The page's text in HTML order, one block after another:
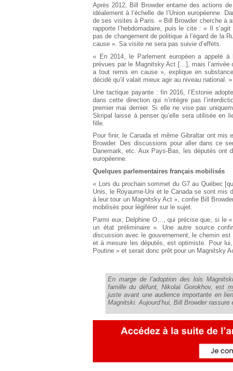
Après 2012, Bill Browder entame des actions
idéalement à l’échelle de l’Union européenne.
de ses visites à Paris. « Bill Browder cherche à
rapporte l’hebdomadaire, puis le cite : « Il
pas de changement de politique à l’égard de la
cause ». Sa visite ne sera pas suivie d’effets.
« En 2014, le Parlement européen a appelé
prévues par le Magnitsky Act […], mais l’arrivée
a tout remis en cause », explique en
décidé qu’il valait mieux agir au niveau national. »
Une tactique payante : fin 2016, l’Estonie
dans cette direction qui n’intègre pas
premier mai dernier. Si elle ne vise pas
Skripal laisse à penser qu’elle sera utilisée en
fille.
Pour finir, le Canada et même Gibraltar ont mis
Browder. Des discussions pour aller dans ce
Danemark, etc. Aux Pays-Bas, les députés ont
européenne.
Quelques parlementaires français mobilisés
« Lors du prochain sommet du G7 au Québec
Unis, le Royaume-Uni et le Canada se sont mis
à leur tour un Magnitsky Act », confie Bill
mobilisés pour légiférer sur le sujet.
Parmi eux, Delphine O…, qui précise que, si le
un état préliminaire ». Une autre source
discussion avec le gouvernement, le chemin
et à mesure les députés, est optimiste. Pour
Poutine » et serait donc prêt pour un Magnitsky
En marge de l’adoption des lois
famille du défunt, Nikolaï Gorokhov, est
juste avant une audience importante en
Magnitski. Aujourd’hui, Bill Browder